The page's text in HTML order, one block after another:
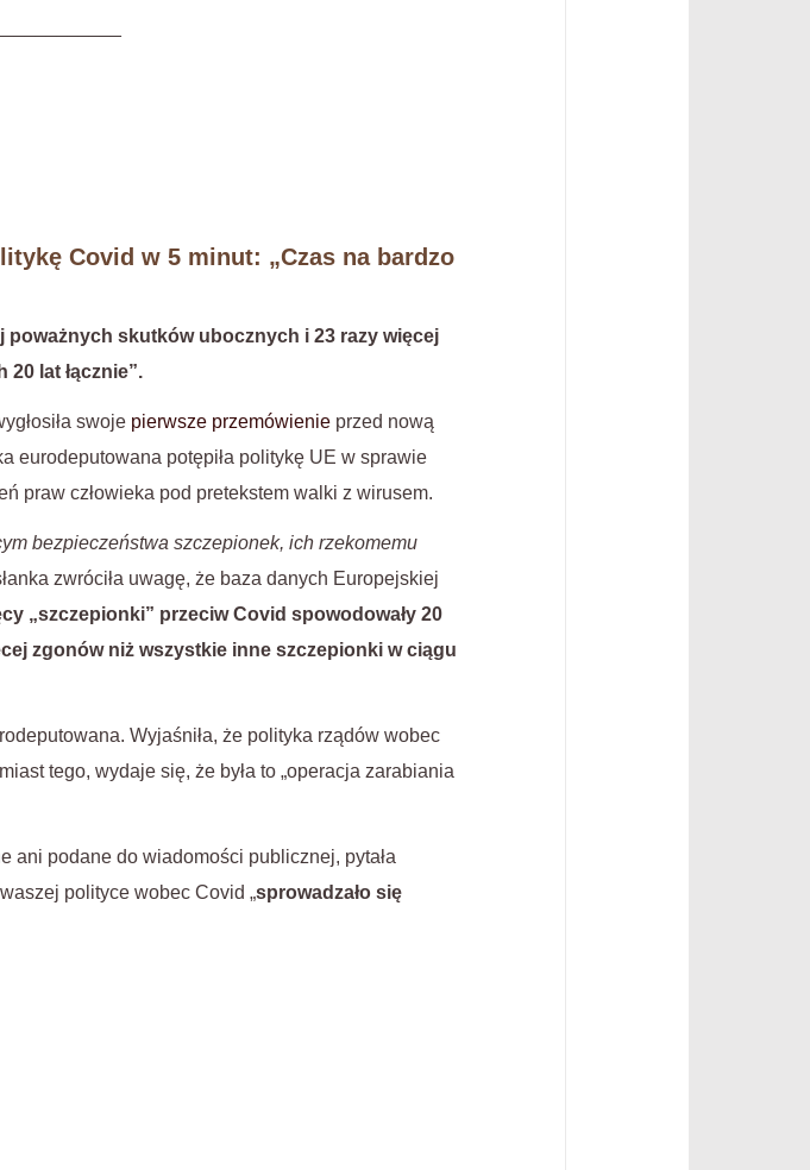
Covid w 5 minut: „Czas na bardzo
poważnych skutków ubocznych i 23 razy więcej
lat łącznie”.
swoje pierwsze przemówienie przed nową
eurodeputowana potępiła politykę UE w sprawie
praw człowieka pod pretekstem walki z wirusem.
bezpieczeństwa szczepionek, ich rzekomemu
zwróciła uwagę, że baza danych Europejskiej
„szczepionki” przeciw Covid spowodowały 20
zgonów niż wszystkie inne szczepionki w ciągu
Wyjaśniła, że ​​polityka rządów wobec
tego, wydaje się, że była to „operacja zarabiania
ani podane do wiadomości publicznej, pytała
polityce wobec Covid „sprowadzało się